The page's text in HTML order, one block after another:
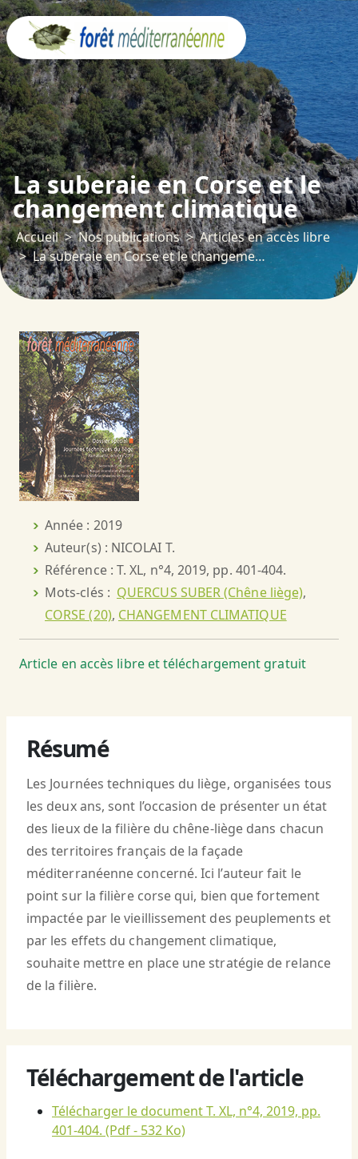
La suberaie en Corse et le
changement climatique
Accueil Nos publications
Articles en accès libre
La suberaie en Corse et le changement climatique
Année : 2019
Auteur(s) : NICOLAI T.
Référence : T. XL, n°4, 2019, pp. 401-404.
Mots-clés : QUERCUS SUBER (Chêne liège),
CORSE (20), CHANGEMENT CLIMATIQUE
Article en accès libre et téléchargement gratuit
Résumé
Les Journées techniques du liège, organisées tous
les deux ans, sont l’occasion de présenter un état
des lieux de la filière du chêne-liège dans chacun
des territoires français de la façade
méditerranéenne concerné. Ici l’auteur fait le
point sur la filière corse qui, bien que fortement
impactée par le vieillissement des peuplements et
par les effets du changement climatique,
souhaite mettre en place une stratégie de relance
de la filière.
Téléchargement de l'article
Télécharger le document T. XL, n°4, 2019, pp.
401-404. (Pdf - 532 Ko)
Panneau de gestion des cookies